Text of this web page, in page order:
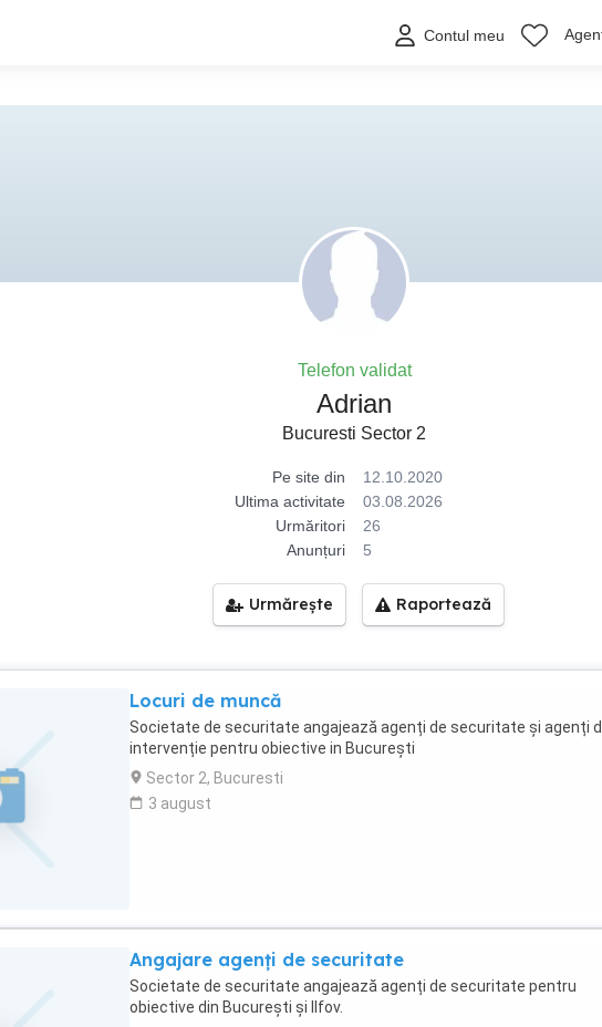
Contul meu
Telefon validat
Adrian
Bucuresti Sector 2
Pe site din
12.10.2020
Ultima activitate
03.08.2026
Urmăritori
26
Anunțuri
5
Urmărește Raportează
Locuri de muncă
Societate de securitate angajează agenți de securitate și agenți
intervenție pentru obiective in București
Sector 2, Bucuresti
3 august
Angajare agenți de securitate
Societate de securitate angajează agenți de securitate pentru
obiective din București și Ilfov.